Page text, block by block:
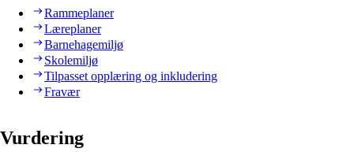
Rammeplaner
Læreplaner
Barnehagemiljø
Skolemiljø
Tilpasset opplæring og inkludering
Fravær
Vurdering